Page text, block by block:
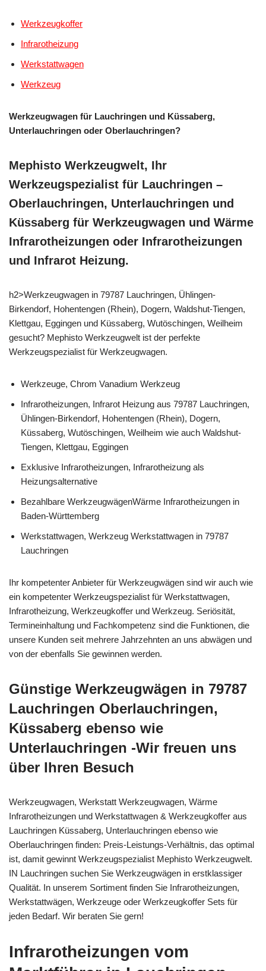
Werkzeugkoffer
Infrarotheizung
Werkstattwagen
Werkzeug
Werkzeugwagen für Lauchringen und Küssaberg,
Unterlauchringen oder Oberlauchringen?
Mephisto Werkzeugwelt, Ihr
Werkzeugspezialist für Lauchringen –
Oberlauchringen, Unterlauchringen und
Küssaberg für Werkzeugwagen und Wärme
Infrarotheizungen oder Infrarotheizungen
und Infrarot Heizung.
h2>Werkzeugwagen in 79787 Lauchringen, Ühlingen-
Birkendorf, Hohentengen (Rhein), Dogern, Waldshut-Tiengen,
Klettgau, Eggingen und Küssaberg, Wutöschingen, Weilheim
gesucht? Mephisto Werkzeugwelt ist der perfekte
Werkzeugspezialist für Werkzeugwagen.
Werkzeuge, Chrom Vanadium Werkzeug
Infrarotheizungen, Infrarot Heizung aus 79787 Lauchringen,
Ühlingen-Birkendorf, Hohentengen (Rhein), Dogern,
Küssaberg, Wutöschingen, Weilheim wie auch Waldshut-
Tiengen, Klettgau, Eggingen
Exklusive Infrarotheizungen, Infrarotheizung als
Heizungsalternative
Bezahlbare WerkzeugwägenWärme Infrarotheizungen in
Baden-Württemberg
Werkstattwagen, Werkzeug Werkstattwagen in 79787
Lauchringen
Ihr kompetenter Anbieter für Werkzeugwägen sind wir auch wie
ein kompetenter Werkzeugspezialist für Werkstattwagen,
Infrarotheizung, Werkzeugkoffer und Werkzeug. Seriösität,
Termineinhaltung und Fachkompetenz sind die Funktionen, die
unsere Kunden seit mehrere Jahrzehnten an uns abwägen und
von der ebenfalls Sie gewinnen werden.
Günstige Werkzeugwägen in 79787
Lauchringen Oberlauchringen,
Küssaberg ebenso wie
Unterlauchringen -Wir freuen uns
über Ihren Besuch
Werkzeugwagen, Werkstatt Werkzeugwagen, Wärme
Infrarotheizungen und Werkstattwagen & Werkzeugkoffer aus
Lauchringen Küssaberg, Unterlauchringen ebenso wie
Oberlauchringen finden: Preis-Leistungs-Verhältnis, das optimal
ist, damit gewinnt Werkzeugspezialist Mephisto Werkzeugwelt.
IN Lauchringen suchen Sie Werkzeugwägen in erstklassiger
Qualität. In unserem Sortiment finden Sie Infrarotheizungen,
Werkstattwägen, Werkzeuge oder Werkzeugkoffer Sets für
jeden Bedarf. Wir beraten Sie gern!
Infrarotheizungen vom